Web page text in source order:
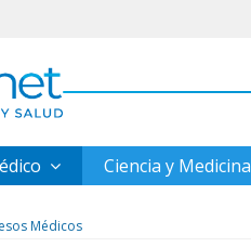
Ciencia y Medicina
Médicos